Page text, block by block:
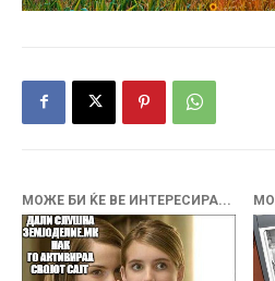
МОЖЕ БИ ЌЕ ВЕ ИНТЕРЕСИРА...